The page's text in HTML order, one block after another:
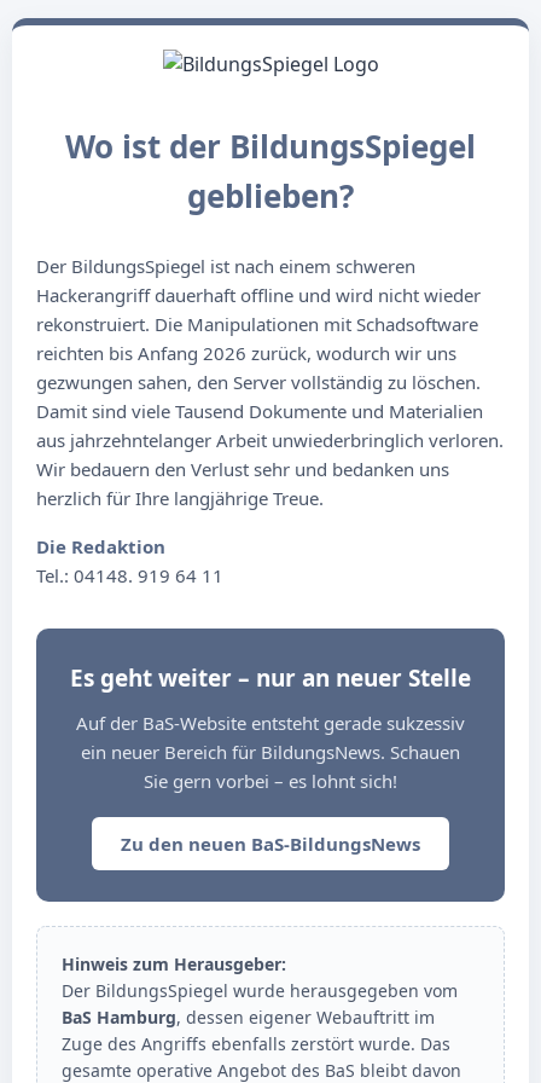
Wo ist der BildungsSpiegel
geblieben?
Der BildungsSpiegel ist nach einem schweren
Hackerangriff dauerhaft offline und wird nicht wieder
rekonstruiert. Die Manipulationen mit Schadsoftware
reichten bis Anfang 2026 zurück, wodurch wir uns
gezwungen sahen, den Server vollständig zu löschen.
Damit sind viele Tausend Dokumente und Materialien
aus jahrzehntelanger Arbeit unwiederbringlich verloren.
Wir bedauern den Verlust sehr und bedanken uns
herzlich für Ihre langjährige Treue.
Die Redaktion
Tel.: 04148. 919 64 11
Es geht weiter – nur an neuer Stelle
Auf der BaS-Website entsteht gerade sukzessiv
ein neuer Bereich für BildungsNews. Schauen
Sie gern vorbei – es lohnt sich!
Zu den neuen BaS-BildungsNews
Hinweis zum Herausgeber:
Der BildungsSpiegel wurde herausgegeben vom
BaS Hamburg, dessen eigener Webauftritt im
Zuge des Angriffs ebenfalls zerstört wurde. Das
gesamte operative Angebot des BaS bleibt davon